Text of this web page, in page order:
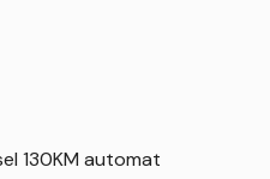
130KM automat